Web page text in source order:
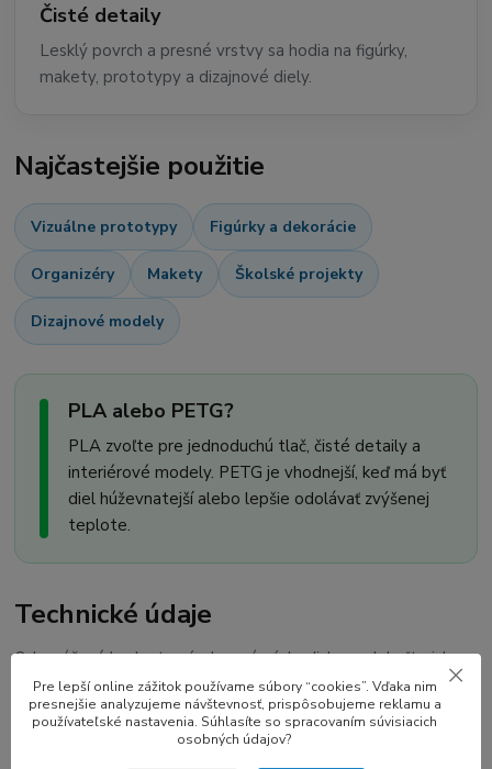
Čisté detaily
Lesklý povrch a presné vrstvy sa hodia na figúrky,
makety, prototypy a dizajnové diely.
Najčastejšie použitie
Vizuálne prototypy Figúrky a dekorácie
Organizéry Makety Školské projekty
Dizajnové modely
PLA alebo PETG?
PLA zvoľte pre jednoduchú tlač, čisté detaily a
interiérové modely. PETG je vhodnejší, keď má byť
diel húževnatejší alebo lepšie odolávať zvýšenej
teplote.
Technické údaje
Odporúčané hodnoty výrobcu sú východiskom; dolaďte ich
podľa tlačiarne, modelu a rýchlosti.
PLA
Pre lepší online zážitok používame súbory “cookies”. Vďaka nim
presnejšie analyzujeme návštevnosť, prispôsobujeme reklamu a
používateľské nastavenia. Súhlasíte so spracovaním súvisiacich
osobných údajov?